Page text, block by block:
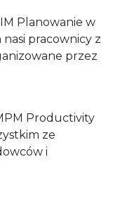
Planowanie w
pracownicy z
przez
Productivity
ze
i